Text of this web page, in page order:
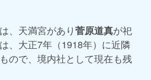
、天満宮があり菅原道真が祀
、大正7年（1918年）に近隣
ので、境内社として現在も残